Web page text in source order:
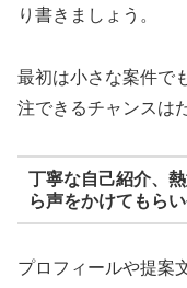
り書きましょう。
最初は小さな案件で
注できるチャンスは
丁寧な自己紹介、
ら声をかけてもら
プロフィールや提案